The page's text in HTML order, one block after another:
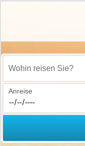
Wohin reisen Sie?
Anreise